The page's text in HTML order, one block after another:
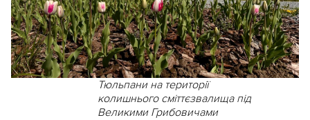
Тюльпани на території
колишнього сміттєзвалища під
Великими Грибовичами